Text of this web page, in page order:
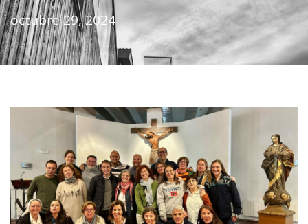
octubre 29, 2024